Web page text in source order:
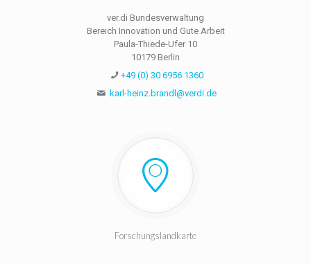
ver.di Bundesverwaltung
Bereich Innovation und Gute Arbeit
Paula-Thiede-Ufer 10
10179 Berlin
+49 (0) 30 6956 1360
karl-heinz.brandl@verdi.de
Forschungslandkarte